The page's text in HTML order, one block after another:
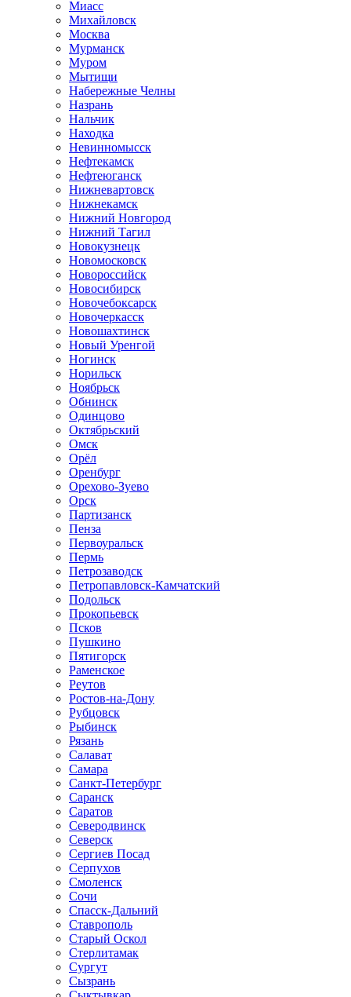
Миасс
Михайловск
Москва
Мурманск
Муром
Мытищи
Набережные Челны
Назрань
Нальчик
Находка
Невинномысск
Нефтекамск
Нефтеюганск
Нижневартовск
Нижнекамск
Нижний Новгород
Нижний Тагил
Новокузнецк
Новомосковск
Новороссийск
Новосибирск
Новочебоксарск
Новочеркасск
Новошахтинск
Новый Уренгой
Ногинск
Норильск
Ноябрьск
Обнинск
Одинцово
Октябрьский
Омск
Орёл
Оренбург
Орехово-Зуево
Орск
Партизанск
Пенза
Первоуральск
Пермь
Петрозаводск
Петропавловск-Камчатский
Подольск
Прокопьевск
Псков
Пушкино
Пятигорск
Раменское
Реутов
Ростов-на-Дону
Рубцовск
Рыбинск
Рязань
Салават
Самара
Санкт-Петербург
Саранск
Саратов
Северодвинск
Северск
Сергиев Посад
Серпухов
Смоленск
Сочи
Спасск-Дальний
Ставрополь
Старый Оскол
Стерлитамак
Сургут
Сызрань